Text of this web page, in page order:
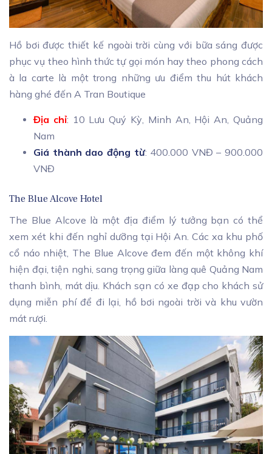
Hồ bơi được thiết kế ngoài trời cùng với bữa sáng được
phục vụ theo hình thức tự gọi món hay theo phong cách
à la carte là một trong những ưu điểm thu hút khách
hàng ghé đến A Tran Boutique
Địa chỉ: 10 Lưu Quý Kỳ, Minh An, Hội An, Quảng
Nam
Giá thành dao động từ: 400.000 VNĐ – 900.000
VNĐ
The Blue Alcove Hotel
The Blue Alcove là một địa điểm lý tưởng bạn có thể
xem xét khi đến nghỉ dưỡng tại Hội An. Các xa khu phố
cổ náo nhiệt, The Blue Alcove đem đến một không khí
hiện đại, tiện nghi, sang trọng giữa làng quê Quảng Nam
thanh bình, mát dịu. Khách sạn có xe đạp cho khách sử
dụng miễn phí để đi lại, hồ bơi ngoài trời và khu vườn
mát rượi.